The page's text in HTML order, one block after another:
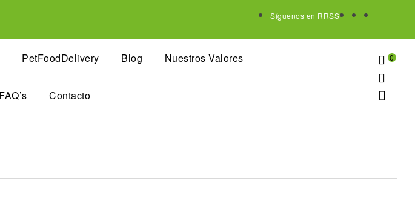
Síguenos en RRSS
PetFoodDelivery Blog Nuestros Valores
FAQ’s Contacto
0